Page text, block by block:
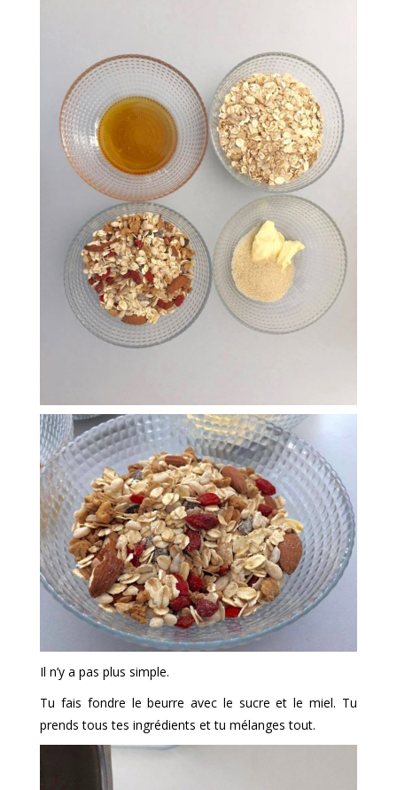
Il n’y a pas plus simple.
Tu fais fondre le beurre avec le sucre et le miel. Tu
prends tous tes ingrédients et tu mélanges tout.